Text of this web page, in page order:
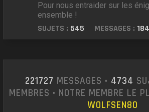
Pour nous entraider sur les
ensemble !
SUJETS : 545 MESSAGES :
221727 MESSAGES • 4734
MEMBRES • NOTRE MEMBRE LE
WOLFSEN80